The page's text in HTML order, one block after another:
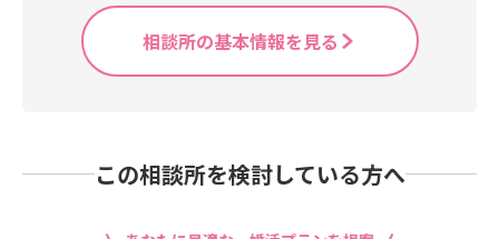
相談所の基本情報を見る
この相談所を検討している方へ